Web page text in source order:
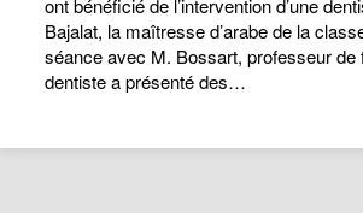
ont bénéficié de l’intervention d’une
Bajalat, la maîtresse d’arabe de la
séance avec M. Bossart, professeur de
dentiste a présenté des…